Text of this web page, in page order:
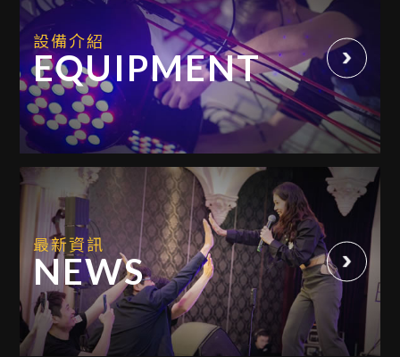
設備介紹
EQUIPMENT
最新資訊
NEWS